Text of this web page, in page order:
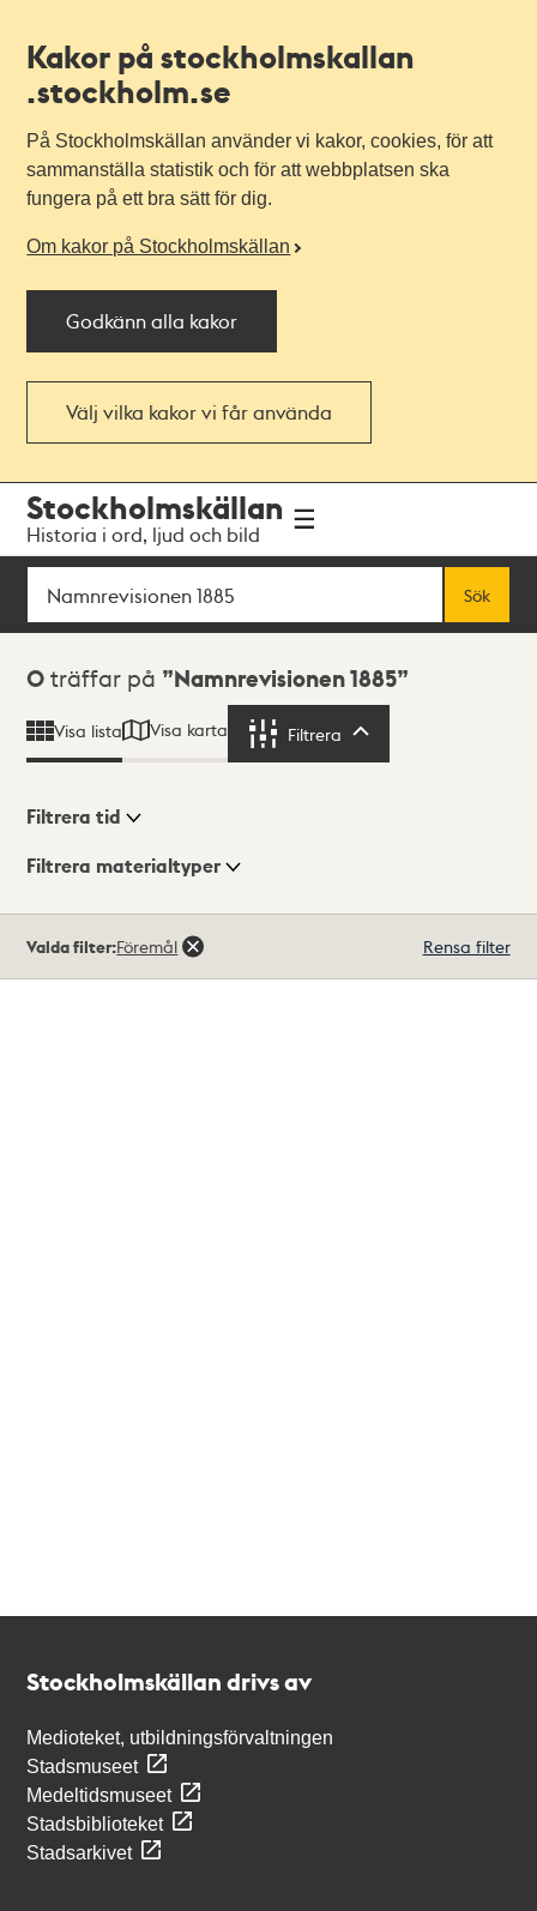
Kakor på stockholmskallan
.stockholm.se
På Stockholmskällan använder vi kakor, cookies, för att
sammanställa statistik och för att webbplatsen ska
fungera på ett bra sätt för dig.
Om kakor på Stockholmskällan
Godkänn alla kakor
Välj vilka kakor vi får använda
navigationen
huvudinnehållet
Stockholmskällan
Historia i ord, ljud och bild
Sök
Sök
Sökresultat
0 träffar på Namnrevisionen 1885
Visa lista Visa karta Filtrera
Visningsläge
Filtrera tid
Filtrera materialtyper
träffar
Valda filter:Föremål Rensa filter
Stockholmskällan drivs av
Medioteket, utbildningsförvaltningen
Stadsmuseet
Medeltidsmuseet
Stadsbiblioteket
Stadsarkivet